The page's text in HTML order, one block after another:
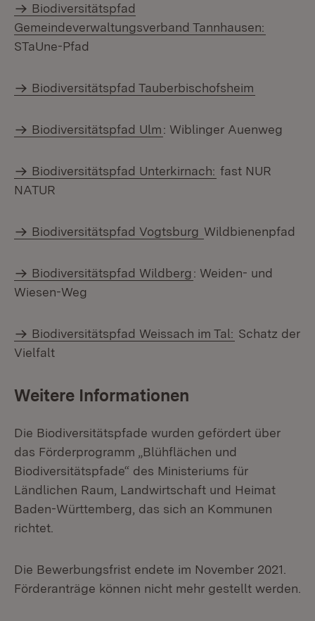
Biodiversitätspfad
Gemeindeverwaltungsverband Tannhausen:
STaUne-Pfad
Biodiversitätspfad Tauberbischofsheim
Biodiversitätspfad Ulm: Wiblinger Auenweg
Biodiversitätspfad Unterkirnach: fast NUR
NATUR
Biodiversitätspfad Vogtsburg Wildbienenpfad
Biodiversitätspfad Wildberg: Weiden- und
Wiesen-Weg
Biodiversitätspfad Weissach im Tal: Schatz der
Vielfalt
Weitere Informationen
Die Biodiversitätspfade wurden gefördert über
das Förderprogramm „Blühflächen und
Biodiversitätspfade“ des Ministeriums für
Ländlichen Raum, Landwirtschaft und Heimat
Baden-Württemberg, das sich an Kommunen
richtet.
Die Bewerbungsfrist endete im November 2021.
Förderanträge können nicht mehr gestellt werden.